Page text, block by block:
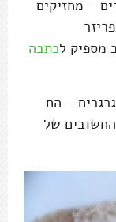
– מחזיקים
כתבה
– הם
של